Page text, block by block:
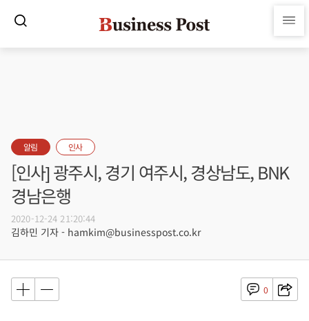
알림 인사
[인사] 광주시, 경기 여주시, 경상남도, BNK
경남은행
2020-12-24 21:20:44
김하민 기자 - hamkim@businesspost.co.kr
0